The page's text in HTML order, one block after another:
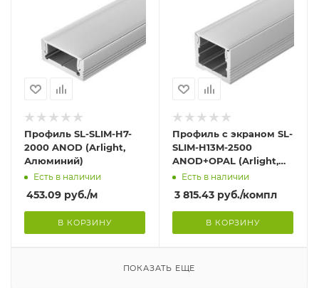
Профиль SL-SLIM-H7-
2000 ANOD (Arlight,
Алюминий)
Есть в наличии
453.09 руб./м
В КОРЗИНУ
Профиль с экраном SL-
SLIM-H13M-2500
ANOD+OPAL (Arlight,
Алюминий)
Есть в наличии
3 815.43 руб./компл
В КОРЗИНУ
ПОКАЗАТЬ ЕЩЕ